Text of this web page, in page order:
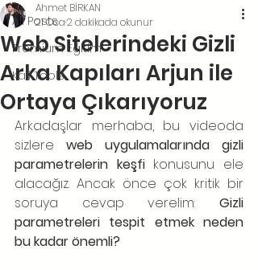
All Posts
Premium Eğitim
Kali Tools
Web Sitelerindeki Gizli
Arka Kapıları Arjun ile
Ortaya Çıkarıyoruz
Ahmet BİRKAN
21 Oca2 dakikada okunur
Arkadaşlar merhaba, bu videoda
sizlere web uygulamalarında gizli
parametrelerin keşfi konusunu ele
alacağız. Ancak önce çok kritik bir
soruya cevap verelim: Gizli
parametreleri tespit etmek neden
bu kadar önemli?